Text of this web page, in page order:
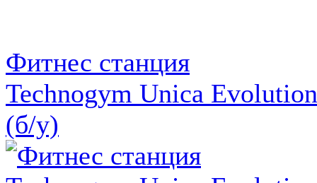
Фитнес станция
Technogym Unica Evolution
(б/у)